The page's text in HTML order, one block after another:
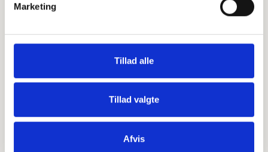
Marketing
Tillad alle
Tillad valgte
Afvis
Sammen kan vi mindes Jørgen Gundesen. Du kan tænde
dele billeder og video eller blot sende et hjerte eller en
rose
Tilføj et hjerte